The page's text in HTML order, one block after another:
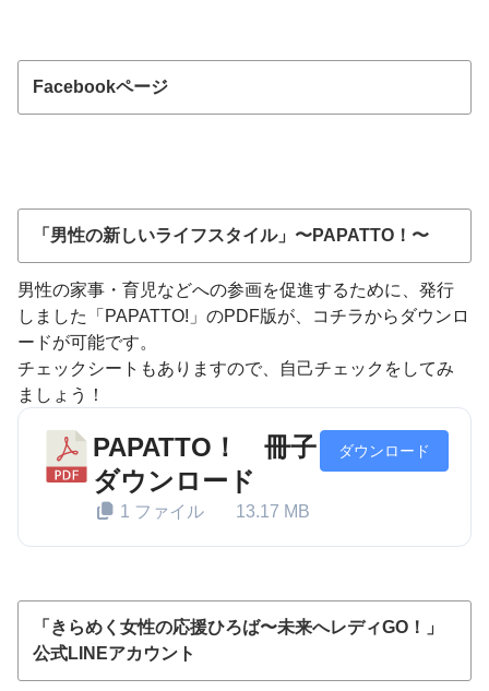
Facebookページ
「男性の新しいライフスタイル」〜PAPATTO！〜
男性の家事・育児などへの参画を促進するために、発行
しました「PAPATTO!」のPDF版が、コチラからダウンロ
ードが可能です。
チェックシートもありますので、自己チェックをしてみ
ましょう！
PAPATTO！ 冊子
ダウンロード
1 ファイル 13.17 MB
ダウンロード
「きらめく女性の応援ひろば〜未来へレディGO！」
公式LINEアカウント